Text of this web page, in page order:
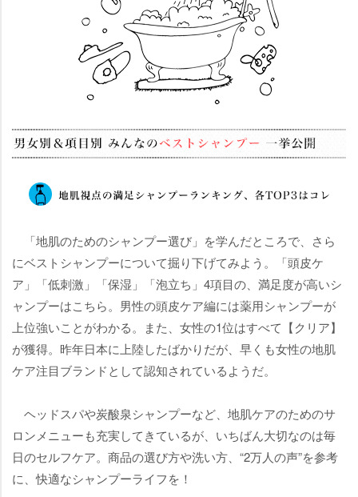
「地肌のためのシャンプー選び」を学んだところで、さら
にベストシャンプーについて掘り下げてみよう。「頭皮ケ
ア」「低刺激」「保湿」「泡立ち」4項目の、満足度が高いシ
ャンプーはこちら。男性の頭皮ケア編には薬用シャンプーが
上位強いことがわかる。また、女性の1位はすべて【クリア】
が獲得。昨年日本に上陸したばかりだが、早くも女性の地肌
ケア注目ブランドとして認知されているようだ。
ヘッドスパや炭酸泉シャンプーなど、地肌ケアのためのサ
ロンメニューも充実してきているが、いちばん大切なのは毎
日のセルフケア。商品の選び方や洗い方、“2万人の声”を参考
に、快適なシャンプーライフを！